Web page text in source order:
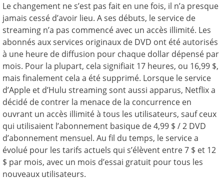
Le changement ne s’est pas fait en une fois, il n’a presque
jamais cessé d’avoir lieu. A ses débuts, le service de
streaming n’a pas commencé avec un accès illimité. Les
abonnés aux services originaux de DVD ont été autorisés
à une heure de diffusion pour chaque dollar dépensé par
mois. Pour la plupart, cela signifiait 17 heures, ou 16,99 $,
mais finalement cela a été supprimé. Lorsque le service
d’Apple et d’Hulu streaming sont aussi apparus, Netflix a
décidé de contrer la menace de la concurrence en
ouvrant un accès illimité à tous les utilisateurs, sauf ceux
qui utilisaient l’abonnement basique de 4,99 $ / 2 DVD
d’abonnement mensuel. Au fil du temps, le service a
évolué pour les tarifs actuels qui s’élèvent entre 7 $ et 12
$ par mois, avec un mois d’essai gratuit pour tous les
nouveaux utilisateurs.